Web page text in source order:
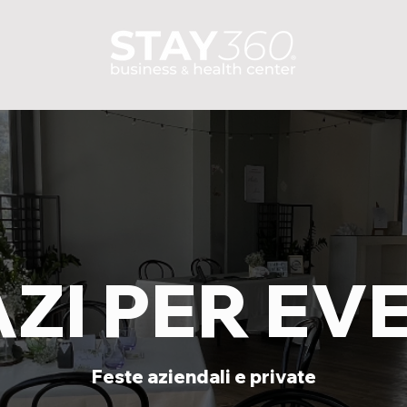
PER
Feste aziendali e private